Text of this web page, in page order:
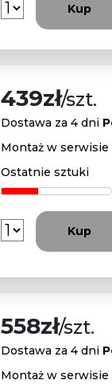
Kup
439zł/szt.
Dostawa za 4 dni
Montaż w serwisie
Ostatnie sztuki
Kup
558zł/szt.
Dostawa za 4 dni
Montaż w serwisie